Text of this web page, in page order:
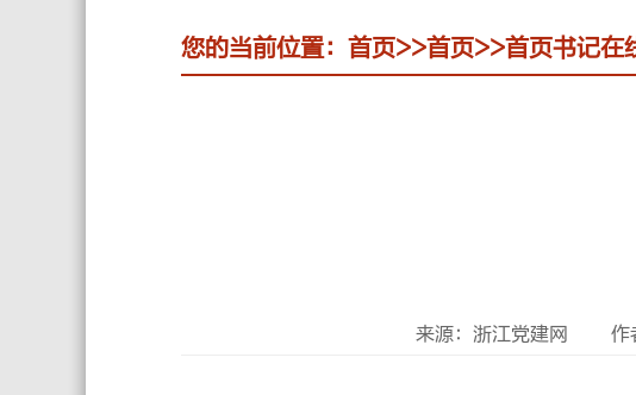
您的当前位置： 首页>>首页>>首页书记在
来源：浙江党建网 作